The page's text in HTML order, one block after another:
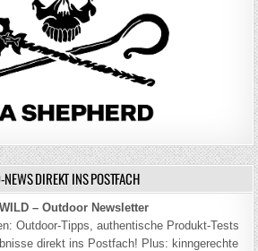
DIREKT INS POSTFACH
– Outdoor Newsletter
Outdoor-Tipps, authentische Produkt-Tests
direkt ins Postfach! Plus: kinngerechte